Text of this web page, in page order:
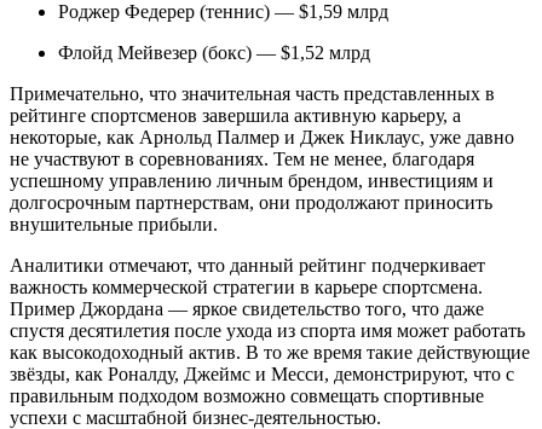
Роджер Федерер (теннис) — $1,59 млрд
Флойд Мейвезер (бокс) — $1,52 млрд
Примечательно, что значительная часть представленных в
рейтинге спортсменов завершила активную карьеру, а
некоторые, как Арнольд Палмер и Джек Никлаус, уже давно
не участвуют в соревнованиях. Тем не менее, благодаря
успешному управлению личным брендом, инвестициям и
долгосрочным партнерствам, они продолжают приносить
внушительные прибыли.
Аналитики отмечают, что данный рейтинг подчеркивает
важность коммерческой стратегии в карьере спортсмена.
Пример Джордана — яркое свидетельство того, что даже
спустя десятилетия после ухода из спорта имя может работать
как высокодоходный актив. В то же время такие действующие
звёзды, как Роналду, Джеймс и Месси, демонстрируют, что с
правильным подходом возможно совмещать спортивные
успехи с масштабной бизнес-деятельностью.